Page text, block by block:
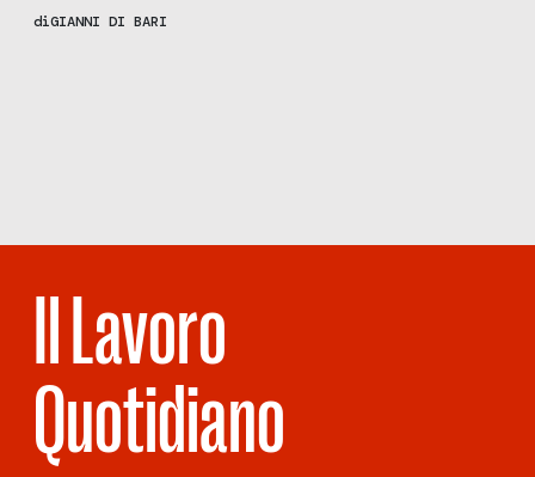
sostenitore della settimana lavorativa corta di 4 giorni e 32 ore.
diGIANNI DI BARI
Il Lavoro
Quotidiano